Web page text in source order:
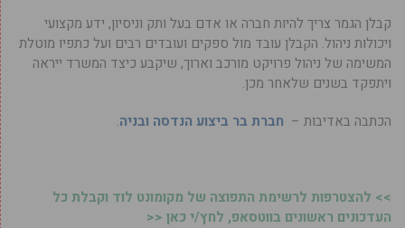
קבלן הגמר צריך להיות חברה או אדם בעל ותק וניסיון, ידע מקצועי
ויכולות ניהול. הקבלן עובד מול ספקים ועובדים רבים ועל כתפיו מוטלת
המשימה של ניהול פרויקט מורכב וארוך, שיקבע כיצד המשרד ייראה
ויתפקד בשנים שלאחר מכן.
הכתבה באדיבות – חברת בר ביצוע הנדסה ובניה.
>> להצטרפות לרשימת התפוצה של מקומונט לוד וקבלת כל
העדכונים ראשונים בווטסאפ, לחץ/י כאן <<